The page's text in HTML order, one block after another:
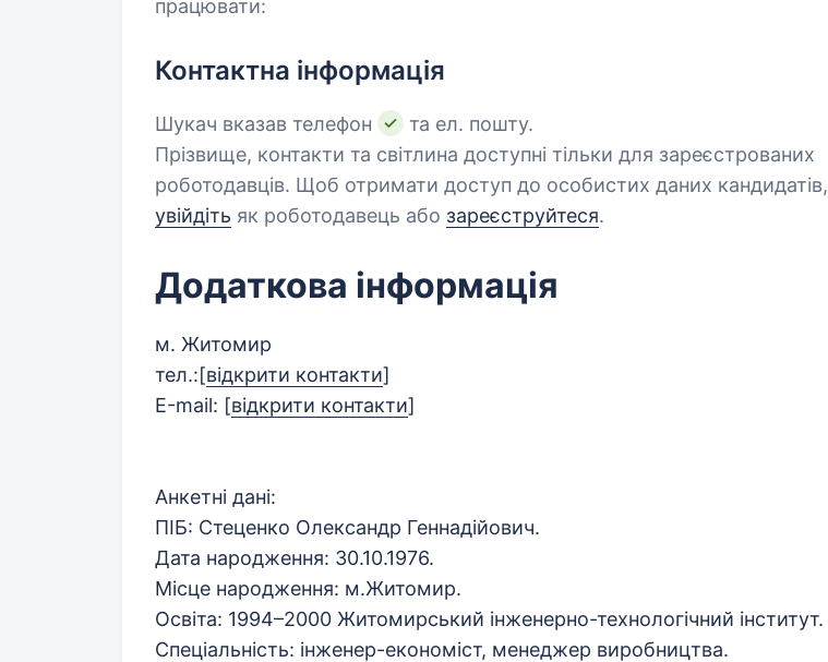
працювати:
Контактна інформація
Шукач вказав телефон
та ел. пошту.
Прізвище, контакти та світлина доступні тільки для зареєстрованих
роботодавців. Щоб отримати доступ до особистих даних кандидатів,
увійдіть як роботодавець або зареєструйтеся.
Додаткова інформація
м. Житомир
тел.:[відкрити контакти]
Е-mail: [відкрити контакти]
Анкетні дані:
ПІБ: Стеценко Олександр Геннадійович.
Дата народження: 30.10.1976.
Місце народження: м.Житомир.
Освіта: 1994–2000 Житомирський інженерно-технологічний інститут.
Спеціальність: інженер-економіст, менеджер виробництва.